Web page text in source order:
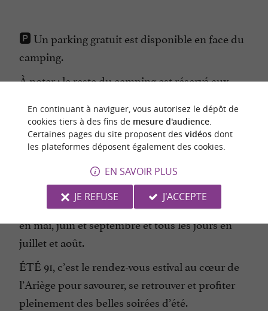
🅿️ Un parking gratuit est disponible en face du
camping.
À noter : le reste du camping est réservé aux
restaurant et sa grande terrasse sont ouverts à
tous
📞 Réservations : 06 19 39 99 43
Ouverture les midis également, les week-ends
en mai, juin et septembre et tous les jours en
juillet et août.
ÉTÉ 91, c’est le rendez-vous estival au cœur de
l’Ariège pour savourer, se retrouver et profiter
pleinement des belles soirées d’été.
En continuant à naviguer, vous autorisez le dépôt de
cookies tiers à des fins de mesure d'audience.
Certaines pages du site proposent des vidéosdont
les plateformes déposent également des cookies.
EN SAVOIR PLUS
JE REFUSE
J'ACCEPTE